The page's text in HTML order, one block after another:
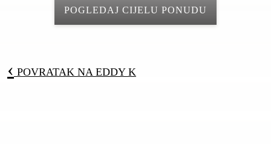
POGLEDAJ CIJELU PONUDU
‹ POVRATAK NA EDDY K